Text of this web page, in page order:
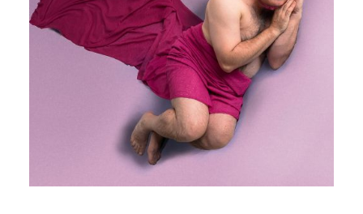
AUTOPORTRAIT RÉCOMPENSÉ
POUR LA 3° FOIS À L’ETÉ DES
PORTRAITS